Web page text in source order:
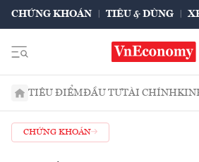
CHỨNG KHOÁN TIÊU & DÙNG
TIÊU ĐIỂMĐẦU TƯTÀI CHÍNH
CHỨNG KHOÁN